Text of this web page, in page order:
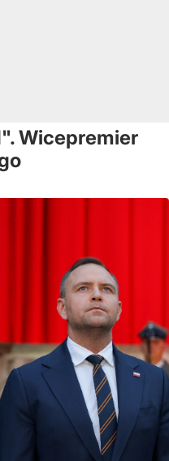
Wicepremier